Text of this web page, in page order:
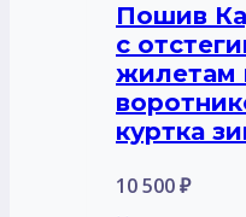
Пошив
с
жилетам
куртка
10 500₽